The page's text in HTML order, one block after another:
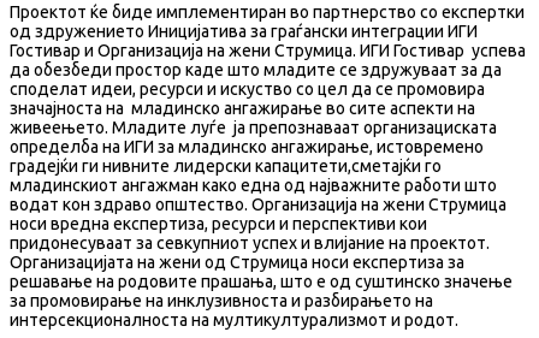
Проектот ќе биде имплементиран во партнерство со експертки
од здружението Иницијатива за граѓански интеграции ИГИ
Гостивар и Организација на жени Струмица. ИГИ Гостивар успева
да обезбеди простор каде што младите се здружуваат за да
споделат идеи, ресурси и искуство со цел да се промовира
значајноста на младинско ангажирање во сите аспекти на
живеењето. Младите луѓе ја препознаваат организациската
определба на ИГИ за младинско ангажирање, истовремено
градејќи ги нивните лидерски капацитети,сметајќи го
младинскиот ангажман како една од најважните работи што
водат кон здраво општество. Организација на жени Струмица
носи вредна експертиза, ресурси и перспективи кои
придонесуваат за севкупниот успех и влијание на проектот.
Организацијата на жени од Струмица носи експертиза за
решавање на родовите прашања, што е од суштинско значење
за промовирање на инклузивноста и разбирањето на
интерсекционалноста на мултикултурализмот и родот.